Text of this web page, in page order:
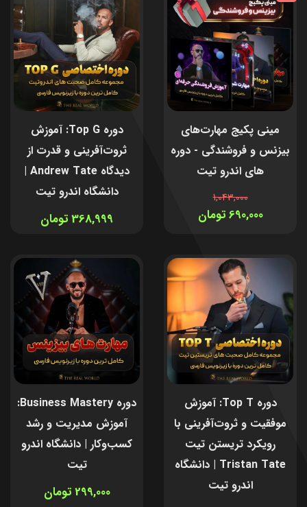
مینی پکیج مهارت‌های
بیزنس و فروشندگی - دوره
های اندرو تیت
1,043,000
690,000 تومان
دوره Top G: آموزش
ثروت‌آفرینی و قدرت از
دیدگاه Andrew Tate |
دانشگاه اندرو تیت
368,999 تومان
دوره Top T: آموزش
موفقیت و ثروت‌آفرینی با
رویکرد تریستن تیت
Tristan Tate | دانشگاه
اندرو تیت
دوره Business Mastery:
آموزش مدیریت و رشد
کسب‌وکار | دانشگاه اندرو
تیت
299,000 تومان